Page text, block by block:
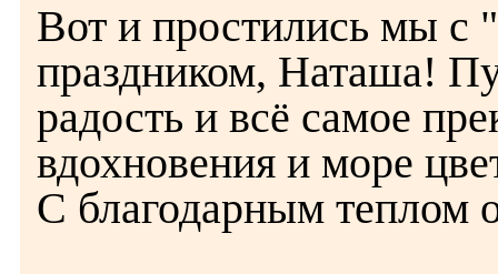
Вот и простились мы с
праздником, Наташа!
радость и всё самое
вдохновения и море
С благодарным теплом